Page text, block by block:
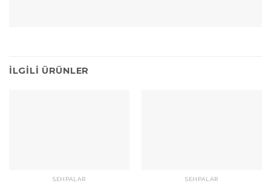
İLGILI ÜRÜNLER
SEHPALAR SEHPALAR